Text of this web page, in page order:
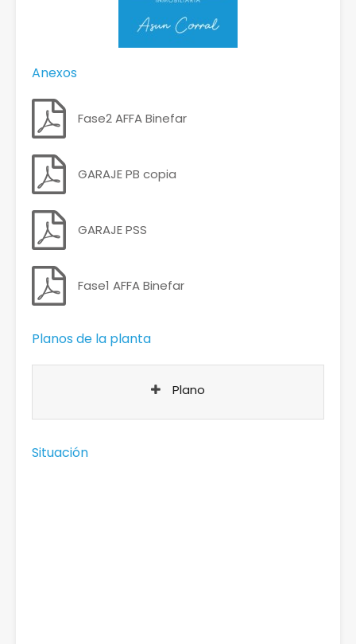
Anexos
Fase2 AFFA Binefar
GARAJE PB copia
GARAJE PSS
Fase1 AFFA Binefar
Planos de la planta
Plano
Situación